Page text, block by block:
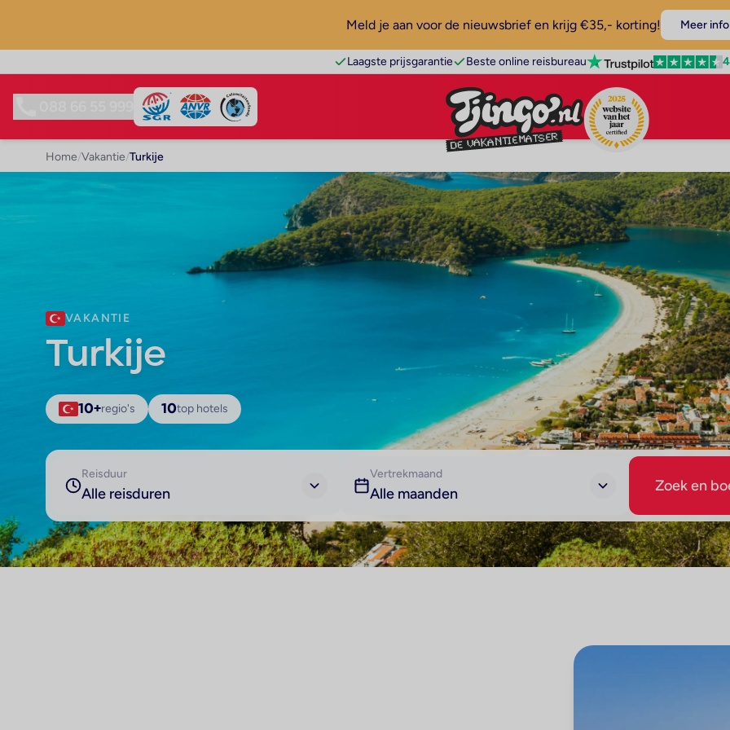
Meld je aan voor de nieuwsbrief en krijg €35,- korting! Meer info
Laagste prijsgarantie Beste online reisbureau
Home/Vakantie/Turkije
VAKANTIE
Turkije
10+regio's 10top hotels
Reisduur
Alle reisduren
Vertrekmaand
Alle maanden Zoek en